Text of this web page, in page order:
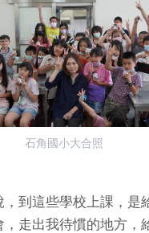
石角國小大合照
，到這些學校上課，是
，走出我待慣的地方，